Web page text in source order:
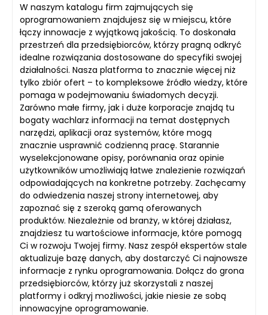
W naszym katalogu firm zajmujących się
oprogramowaniem znajdujesz się w miejscu, które
łączy innowacje z wyjątkową jakością. To doskonała
przestrzeń dla przedsiębiorców, którzy pragną odkryć
idealne rozwiązania dostosowane do specyfiki swojej
działalności. Nasza platforma to znacznie więcej niż
tylko zbiór ofert – to kompleksowe źródło wiedzy, które
pomaga w podejmowaniu świadomych decyzji.
Zarówno małe firmy, jak i duże korporacje znajdą tu
bogaty wachlarz informacji na temat dostępnych
narzędzi, aplikacji oraz systemów, które mogą
znacznie usprawnić codzienną pracę. Starannie
wyselekcjonowane opisy, porównania oraz opinie
użytkowników umożliwiają łatwe znalezienie rozwiązań
odpowiadających na konkretne potrzeby. Zachęcamy
do odwiedzenia naszej strony internetowej, aby
zapoznać się z szeroką gamą oferowanych
produktów. Niezależnie od branży, w której działasz,
znajdziesz tu wartościowe informacje, które pomogą
Ci w rozwoju Twojej firmy. Nasz zespół ekspertów stale
aktualizuje bazę danych, aby dostarczyć Ci najnowsze
informacje z rynku oprogramowania. Dołącz do grona
przedsiębiorców, którzy już skorzystali z naszej
platformy i odkryj możliwości, jakie niesie ze sobą
innowacyjne oprogramowanie.